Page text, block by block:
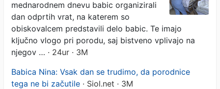
mednarodnem dnevu babic organizirali
dan odprtih vrat, na katerem so
obiskovalcem predstavili delo babic. Te imajo
ključno vlogo pri porodu, saj bistveno vplivajo na
njegov … · 24ur · 3M
Babica Nina: Vsak dan se trudimo, da porodnice
tega ne bi začutile · Siol.net · 3M